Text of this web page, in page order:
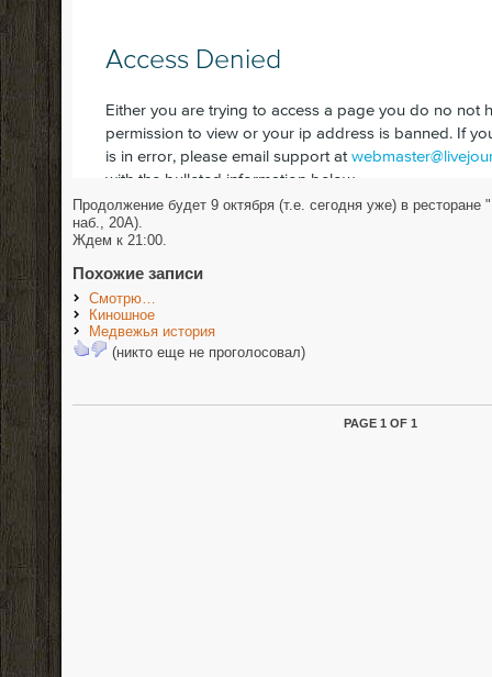
Продолжение будет 9 октября (т.е. сегодня уже) в ресторане
наб., 20А).
Ждем к 21:00.
Похожие записи
Смотрю…
Киношное
Медвежья история
(никто еще не проголосовал)
PAGE 1 OF 1